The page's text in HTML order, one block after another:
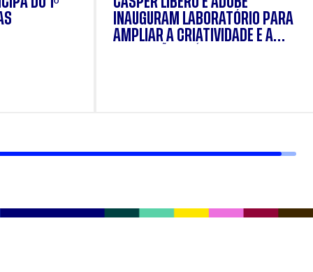
INAUGURAM LABORATÓRIO PARA
AMPLIAR A CRIATIVIDADE E A